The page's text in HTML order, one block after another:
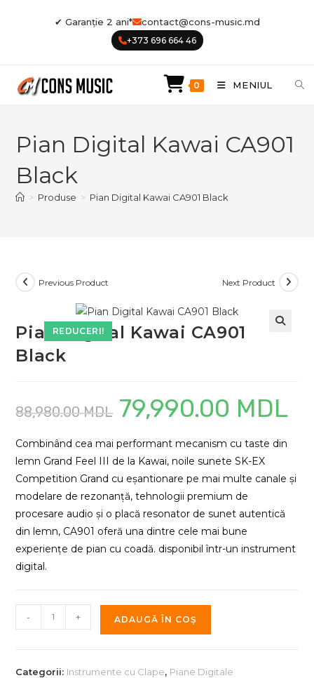
✔ Garanție 2 ani* contact@cons-music.md
+373 696 664 46
0 MENIUL
Pian Digital Kawai CA901
Black
> Produse > Pian Digital Kawai CA901 Black
REDUCERI!
Previous Product Next Product
Pian Digital Kawai CA901
Black
88,980.00MDL
Prețul
inițial
a
88,980.00 MDL.
79,990.00 MDLeste:
Combinând cea mai performant mecanism cu taste din
lemn Grand Feel III de la Kawai, noile sunete SK-EX
Competition Grand cu eșantionare pe mai multe canale și
modelare de rezonanță, tehnologii premium de
procesare audio și o placă resonator de sunet autentică
din lemn, CA901 oferă una dintre cele mai bune
experiențe de pian cu coadă. disponibil într-un instrument
digital.
Cantitate
Pian
- + ADAUGĂ ÎN COȘ
Categorii: Instrumente cu Clape, Piane Digitale